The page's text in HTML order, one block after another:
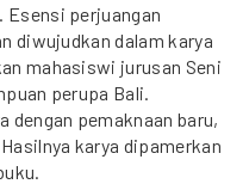
Esensi perjuangan
diwujudkan dalam karya
mahasiswi jurusan Seni
perupa Bali.
dengan pemaknaan baru,
karya dipamerkan